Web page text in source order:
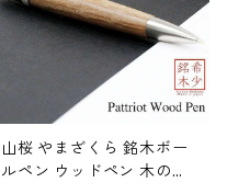
山桜 やまざくら 銘木ボー
ルペン ウッドペン 木のボ